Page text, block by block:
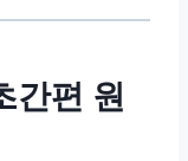
간편 원